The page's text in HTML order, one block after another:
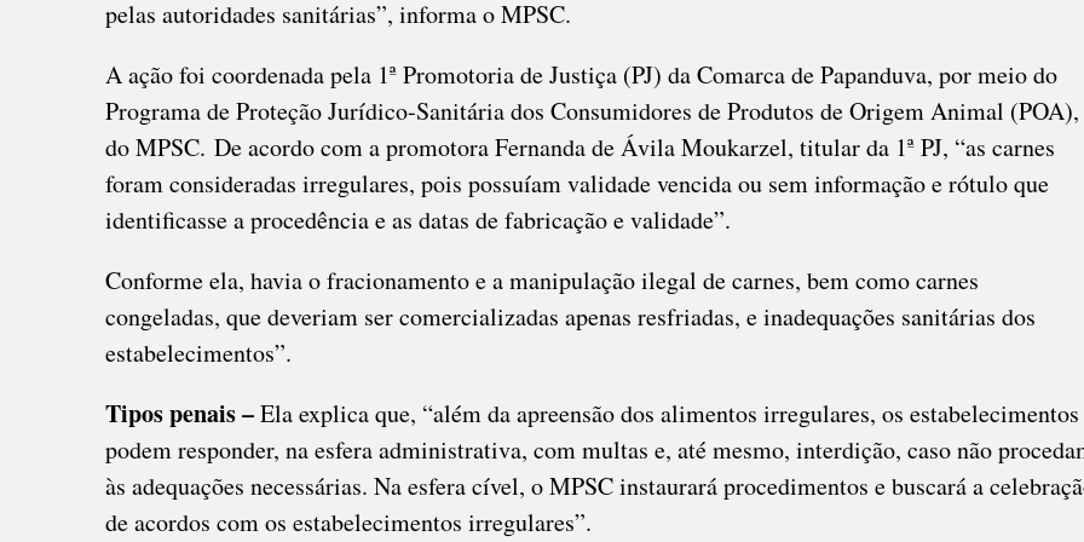
pelas autoridades sanitárias”, informa o MPSC.
A ação foi coordenada pela 1ª Promotoria de Justiça (PJ) da Comarca de Papanduva, por meio do
Programa de Proteção Jurídico-Sanitária dos Consumidores de Produtos de Origem Animal (POA),
do MPSC. De acordo com a promotora Fernanda de Ávila Moukarzel, titular da 1ª PJ, “as carnes
foram consideradas irregulares, pois possuíam validade vencida ou sem informação e rótulo que
identificasse a procedência e as datas de fabricação e validade”.
Conforme ela, havia o fracionamento e a manipulação ilegal de carnes, bem como carnes
congeladas, que deveriam ser comercializadas apenas resfriadas, e inadequações sanitárias dos
estabelecimentos”.
Tipos penais –Ela explica que, “além da apreensão dos alimentos irregulares, os estabelecimentos
podem responder, na esfera administrativa, com multas e, até mesmo, interdição, caso não
às adequações necessárias. Na esfera cível, o MPSC instaurará procedimentos e buscará a
de acordos com os estabelecimentos irregulares”.